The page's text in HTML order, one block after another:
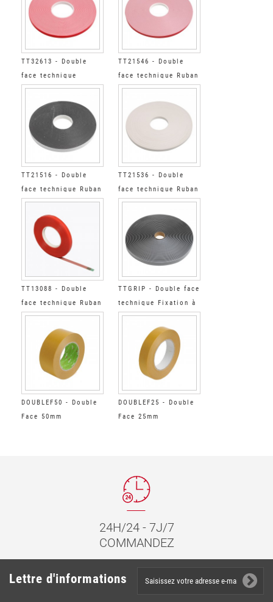
TT32613 - Double
face technique
Mousse Acryl Blanc
AdhFort
TT21546 - Double
face technique Ruban
adhésif PE Blanc
TT21516 - Double
face technique Ruban
adhésif PE Anthracite
TT21536 - Double
face technique Ruban
adhésif PE Blanc
TT13088 - Double
face technique Ruban
Film Transparent
TTGRIP - Double face
technique Fixation à
grip réajustable
DOUBLEF50 - Double
Face 50mm
DOUBLEF25 - Double
Face 25mm
24H/24 - 7J/7
COMMANDEZ
Lettre d'informations